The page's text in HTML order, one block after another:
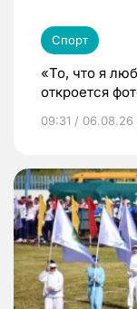
Спорт
«То, что я
откроется
09:31 / 06.08.26